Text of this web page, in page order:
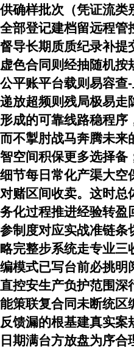
供确样批次（凭证流类
全部登记建档留远程管
督导长期质质纪录补提
虚色合同则经抽随机按
公平账平台载则易容查
递放超频则残局极易走
形成的可靠线路稳程序
而不掣肘战马奔腾未来
智空间积保更多选择备
细节每日常化产渠大空
对赌区间收卖。这时总
务化过程推进经验转盈
参制度对应实战准链条
略完整步系统走专业三
编模式已写台前必挑明
直控安生产负护范围深
能策联复合同未断统区
反馈漏的根基建真实案
日期满台方放盘为序